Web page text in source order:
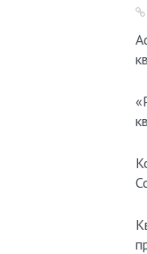
Adidas из-за приостановки деятельности в России потерял более €100 млн ($102 млн) выручки во втором